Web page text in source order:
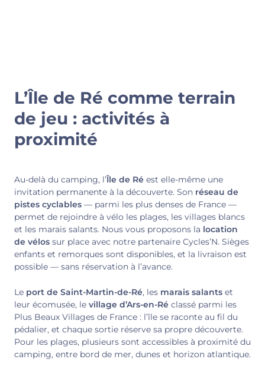
L’Île de Ré comme terrain
de jeu : activités à
proximité
Au-delà du camping, l’Île de Ré est elle-même une
invitation permanente à la découverte. Son réseau de
pistes cyclables — parmi les plus denses de France —
permet de rejoindre à vélo les plages, les villages blancs
et les marais salants. Nous vous proposons la location
de vélos sur place avec notre partenaire Cycles’N. Sièges
enfants et remorques sont disponibles, et la livraison est
possible — sans réservation à l’avance.
Le port de Saint-Martin-de-Ré, les marais salants et
leur écomusée, le village d’Ars-en-Ré classé parmi les
Plus Beaux Villages de France : l’île se raconte au fil du
pédalier, et chaque sortie réserve sa propre découverte.
Pour les plages, plusieurs sont accessibles à proximité du
camping, entre bord de mer, dunes et horizon atlantique.